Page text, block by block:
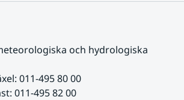
och hydrologiska
011-495 80 00
011-495 82 00